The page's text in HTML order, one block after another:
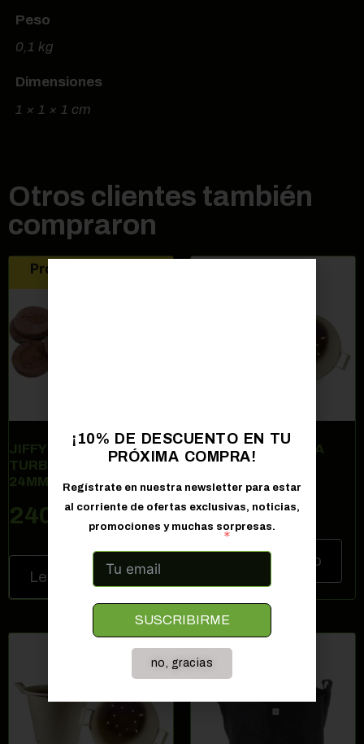
Peso
0,1 kg
Dimensiones
1 × 1 × 1 cm
Otros clientes también
compraron
JIFFY PASTILLAS
TURBA PRENSADA
24MM (2000UN)
240,03€
Leer más
Producto agotado
MACETA REDONDA
CON ASAS 50L
9,96€
Añadir al carrito
¡10% DE DESCUENTO EN TU
PRÓXIMA COMPRA!
Regístrate en nuestra newsletter para estar
al corriente de ofertas exclusivas, noticias,
promociones y muchas sorpresas.
Correo electrónico
SUSCRIBIRME
no, gracias